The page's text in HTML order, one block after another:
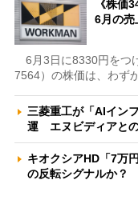
《株価
6月の
6月3日に8330円をつ
7564）の株価は、わず
三菱重工が「AIイン
運 エヌビディアと
キオクシアHD「7万
の反転シグナルか